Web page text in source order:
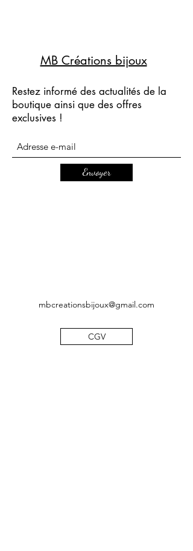
MB Créations bijoux
Restez informé des actualités de la
boutique ainsi que des offres
exclusives !
Envoyer
mbcreationsbijoux@gmail.com
CGV